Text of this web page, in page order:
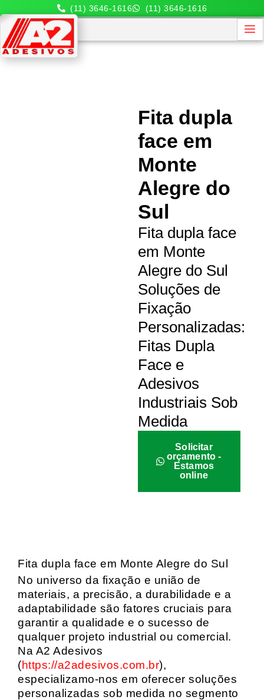
(11) 3646-1616 (11) 3646-1616
Fita dupla
face em
Monte
Alegre do
Sul
Fita dupla face
em Monte
Alegre do Sul
Soluções de
Fixação
Personalizadas:
Fitas Dupla
Face e
Adesivos
Industriais Sob
Medida
Solicitar
orçamento -
Estamos
online
Fita dupla face em Monte Alegre do Sul
No universo da fixação e união de
materiais, a precisão, a durabilidade e a
adaptabilidade são fatores cruciais para
garantir a qualidade e o sucesso de
qualquer projeto industrial ou comercial.
Na A2 Adesivos
(https://a2adesivos.com.br),
especializamo-nos em oferecer soluções
personalizadas sob medida no segmento